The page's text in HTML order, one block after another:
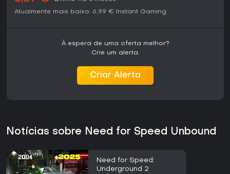
Atualmente mais baixo: 6,99 € Instant Gaming
À espera de uma oferta melhor?
Crie um alerta.
Criar Alerta
Notícias sobre Need for Speed Unbound
Need for Speed:
Underground 2